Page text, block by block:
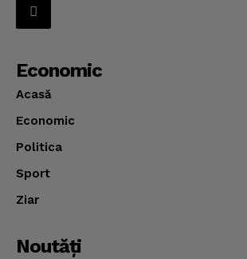
Economic
Acasă
Economic
Politica
Sport
Ziar
Noutăţi